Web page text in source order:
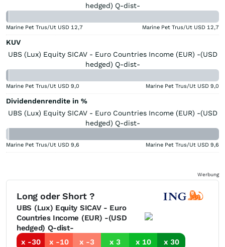
hedged) Q-dist-
Marine Pet Trus/Ut USD 12,7 Marine Pet Trus/Ut USD 12,7
KUV
UBS (Lux) Equity SICAV - Euro Countries Income (EUR) -(USD
hedged) Q-dist-
Marine Pet Trus/Ut USD 9,0 Marine Pet Trus/Ut USD 9,0
Dividendenrendite in %
UBS (Lux) Equity SICAV - Euro Countries Income (EUR) -(USD
hedged) Q-dist-
Marine Pet Trus/Ut USD 9,6 Marine Pet Trus/Ut USD 9,6
Werbung
Long oder Short ?
UBS (Lux) Equity SICAV - Euro
Countries Income (EUR) -(USD
hedged) Q-dist-
x -30
x -10 x -3 x 3 x 10 x 30